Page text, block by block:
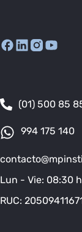
(01) 500 85
994 175 140
Lun - Vie: 08:30
RUC: